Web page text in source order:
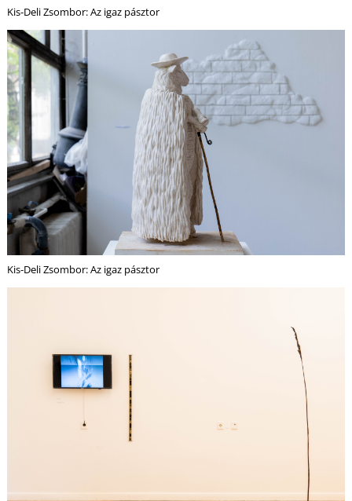
Kis-Deli Zsombor: Az igaz pásztor
Kis-Deli Zsombor: Az igaz pásztor